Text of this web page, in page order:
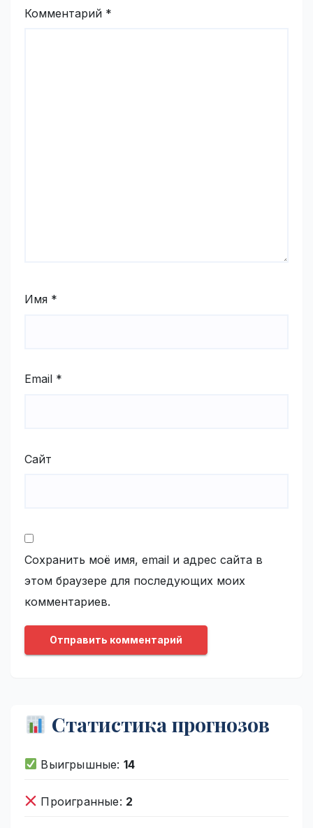
Комментарий *
Имя *
Email *
Сайт
Сохранить моё имя, email и адрес сайта в
этом браузере для последующих моих
комментариев.
Статистика прогнозов
Выигрышные: 14
Проигранные: 2